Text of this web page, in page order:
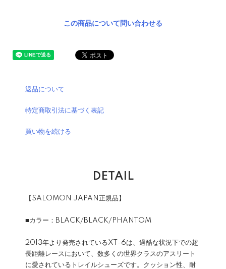
この商品について問い合わせる
返品について
特定商取引法に基づく表記
買い物を続ける
DETAIL
【SALOMON JAPAN正規品】
■カラー：BLACK/BLACK/PHANTOM
2013年より発売されているXT-6は、過酷な状況下での超
長距離レースにおいて、数多くの世界クラスのアスリート
に愛されているトレイルシューズです。クッション性、耐